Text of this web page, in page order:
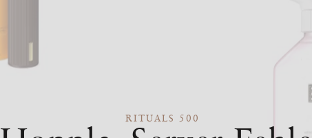
RITUALS 500